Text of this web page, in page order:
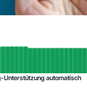
Unterstützung automatisch